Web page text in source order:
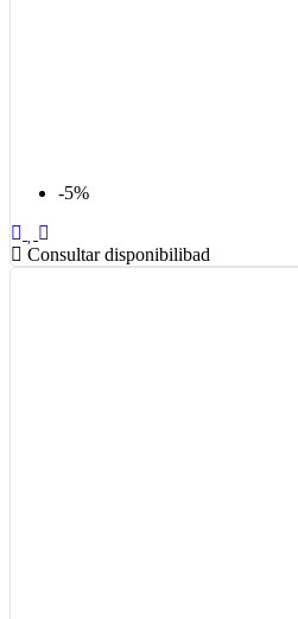
-5%
Consultar disponibilibad